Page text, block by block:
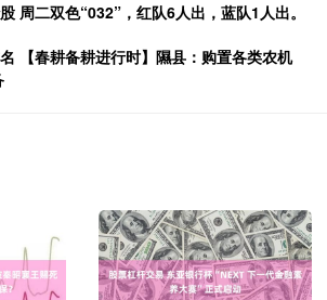
周二双色“032”，红队6人出，蓝队1人出。
【春耕备耕进行时】隰县：购置各类农机